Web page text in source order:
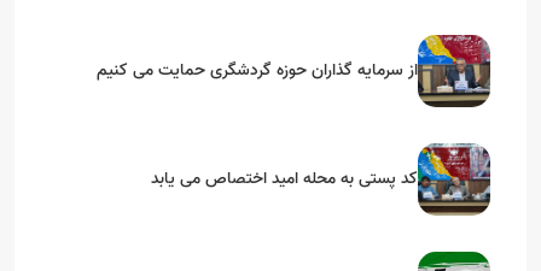
از سرمایه گذاران حوزه گردشگری حمایت می کنیم
کد پستی به محله امید اختصاص می یابد